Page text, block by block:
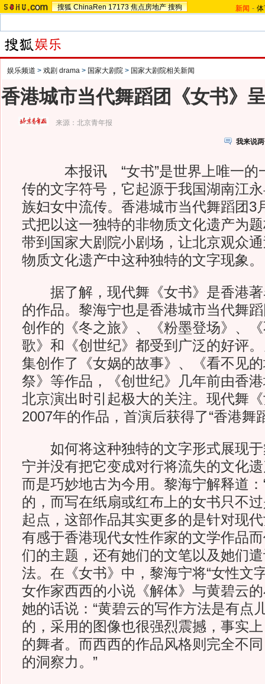
搜狐 ChinaRen 17173 焦点房地产 搜狗 新闻 -
娱乐频道 > 戏剧 drama > 国家大剧院 > 国家大剧院相关新闻
香港城市当代舞蹈团《女书》
来源：北京青年报
我来说
本报讯 “女书”是世界上唯一的一
传的文字符号，它起源于我国湖南江
族妇女中流传。香港城市当代舞蹈团3
式把以这一独特的非物质文化遗产为
带到国家大剧院小剧场，让北京观众
物质文化遗产中这种独特的文字现象。
据了解，现代舞《女书》是香港著
的作品。黎海宁也是香港城市当代舞
创作的《冬之旅》、《粉墨登场》、
歌》和《创世纪》都受到广泛的好评
集创作了《女娲的故事》、《看不见
祭》等作品，《创世纪》几年前由香
北京演出时引起极大的关注。现代舞
2007年的作品，首演后获得了“香港舞
如何将这种独特的文字形式展现于
宁并没有把它变成对行将流失的文化遗
而是巧妙地古为今用。黎海宁解释道
的，而写在纸扇或红布上的女书只不
起点，这部作品其实更多的是针对现
有感于香港现代女性作家的文学作品
们的主题，还有她们的文笔以及她们
法。在《女书》中，黎海宁将“女性文
女作家西西的小说《解体》与黄碧云
她的话说：“黄碧云的写作方法是有点
的，采用的图像也很强烈震撼，事实
的舞者。而西西的作品风格则完全不
的洞察力。”